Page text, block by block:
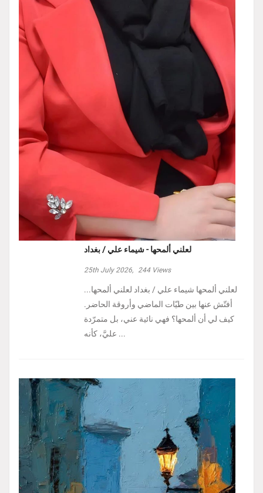
لعلني ألمحها - شيماء علي / بغداد
25th July 2026, 244Views
لعلني ألمحها شيماء علي / بغداد لعلني ألمحها...
أفتّش عنها بين طيّات الماضي وأروقة الحاضر.
كيف لي أن ألمحها؟ فهي نائية عني، بل متمرّدة
عليَّ، كأنه ...